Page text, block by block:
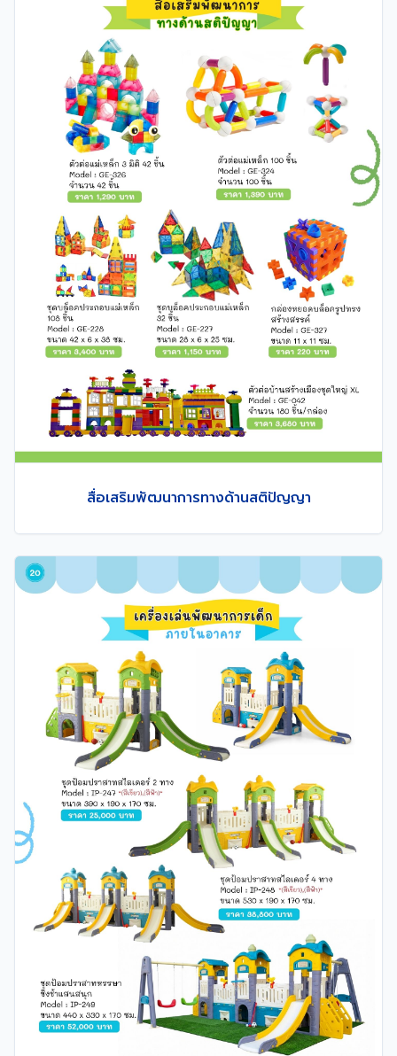
สื่อเสริมพัฒนาการทางด้านสติปัญญา